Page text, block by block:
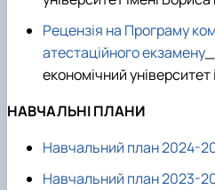
Рецензія на Програму
атестаційного екзамену
економічний університет
НАВЧАЛЬНІ ПЛАНИ
Навчальний план 2024-
Навчальний план 2023-